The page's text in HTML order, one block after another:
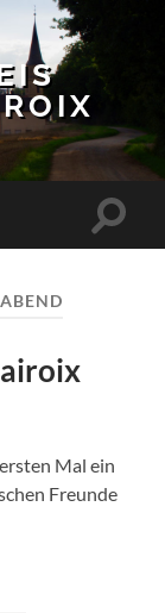
Mal ein
Freunde